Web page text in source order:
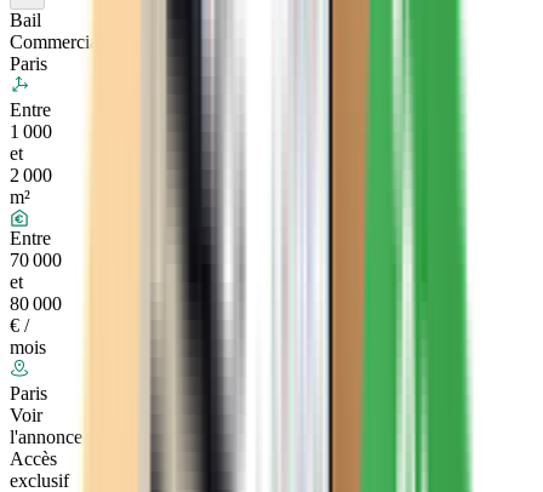
Bail
Commercial
Paris
Entre
1 000
et
2 000
m²
Entre
70 000
et
80 000
€ /
mois
Paris
Voir
l'annonce
Accès
exclusif